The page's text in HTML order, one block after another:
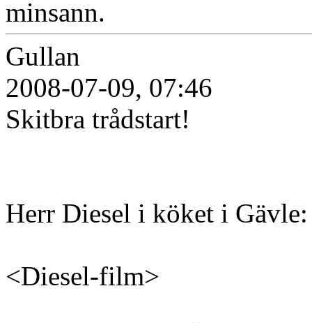
minsann.
Gullan
2008-07-09, 07:46
Skitbra trådstart!
Herr Diesel i köket i Gävle:
<Diesel-film>